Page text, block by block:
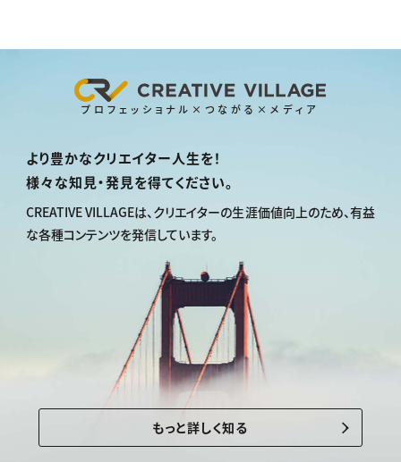
プロフェッショナル×つながる×メディア
より豊かなクリエイター人生を！
様々な知見・発見を得てください。
CREATIVE VILLAGEは、 クリエイターの生涯価値向上のため、有益
な各種コンテンツを発信しています。
もっと詳しく知る